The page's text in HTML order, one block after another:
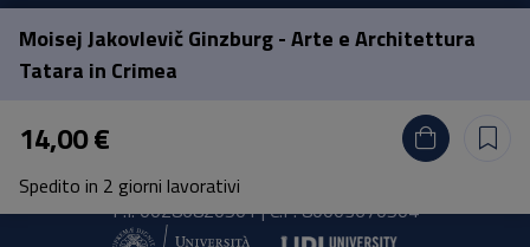
Moisej Jakovlevič Ginzburg - Arte e Architettura
Tatara in Crimea
14,00 €
Spedito in 2 giorni lavorativi
Pisa University Press
Lungarno Pacinotti 43/44 56126 Pisa
emailpress@unipi.it
P.I. 00286820501 | C.F: 80003670504